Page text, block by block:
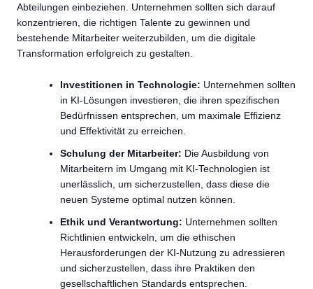
Abteilungen einbeziehen. Unternehmen sollten sich darauf
konzentrieren, die richtigen Talente zu gewinnen und
bestehende Mitarbeiter weiterzubilden, um die digitale
Transformation erfolgreich zu gestalten.
Investitionen in Technologie: Unternehmen sollten
in KI-Lösungen investieren, die ihren spezifischen
Bedürfnissen entsprechen, um maximale Effizienz
und Effektivität zu erreichen.
Schulung der Mitarbeiter: Die Ausbildung von
Mitarbeitern im Umgang mit KI-Technologien ist
unerlässlich, um sicherzustellen, dass diese die
neuen Systeme optimal nutzen können.
Ethik und Verantwortung: Unternehmen sollten
Richtlinien entwickeln, um die ethischen
Herausforderungen der KI-Nutzung zu adressieren
und sicherzustellen, dass ihre Praktiken den
gesellschaftlichen Standards entsprechen.